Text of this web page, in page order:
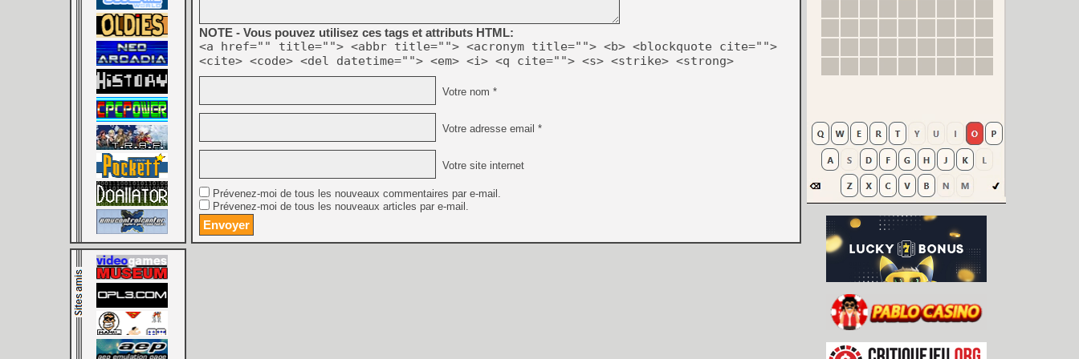
NOTE - Vous pouvez utilisez ces tags et attributs HTML:
<a href="" title=""> <abbr title=""> <acronym title=""> <b> <blockquote cite="">
<cite> <code> <del datetime=""> <em> <i> <q cite=""> <s> <strike> <strong>
Votre nom *
Votre adresse email *
Votre site internet
Prévenez-moi de tous les nouveaux commentaires par e-mail.
Prévenez-moi de tous les nouveaux articles par e-mail.